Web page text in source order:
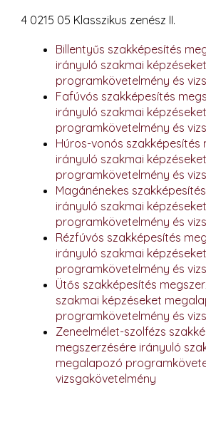
4 0215 05 Klasszikus zenész II.
Billentyűs szakképesítés
irányuló szakmai
programkövetelmény és
Fafúvós szakképesítés
irányuló szakmai
programkövetelmény és
Húros-vonós szakképesítés
irányuló szakmai
programkövetelmény és
Magánénekes
irányuló szakmai
programkövetelmény és
Rézfúvós szakképesítés
irányuló szakmai
programkövetelmény és
Ütős szakképesítés
szakmai képzéseket
programkövetelmény és
Zeneelmélet-szolfézs
megszerzésére irányuló
megalapozó
vizsgakövetelmény